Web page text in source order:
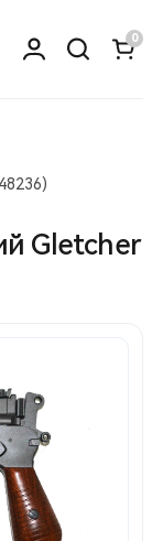
0
Gletcher